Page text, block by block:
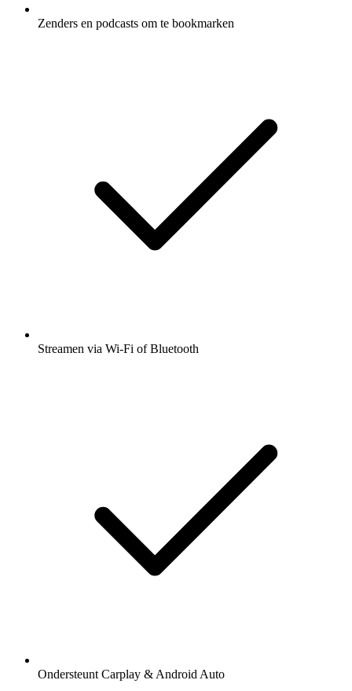
Zenders en podcasts om te bookmarken
Streamen via Wi-Fi of Bluetooth
Ondersteunt Carplay & Android Auto